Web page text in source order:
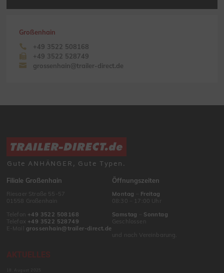
Großenhain
+49 3522 508168
+49 3522 528749
grossenhain@trailer-direct.de
Gute ANHÄNGER, Gute Typen.
Filiale Großenhain
Riesaer Straße 55-57
01558 Großenhain
Telefon +49 3522 508168
Telefax +49 3522 528749
E-Mail grossenhain@trailer-direct.de
Öffnungszeiten
Montag
Freitag
08:30 – 17:00 Uhr
Samstag
Sonntag
Geschlossen
und nach Vereinbarung.
AKTUELLES
18. August 2025